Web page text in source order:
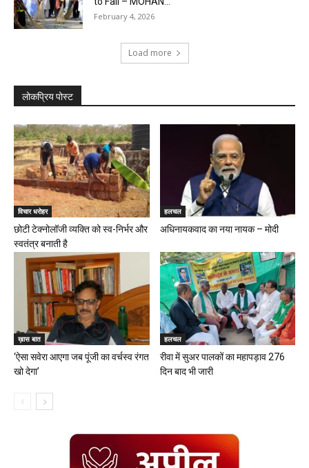
February 4, 2026
Load more
लोकप्रिय पोस्ट
विचार धरोहर
छोटी टेक्नोलॉजी व्यक्ति को स्व-निर्भर और
स्वतंत्र बनाती है
हलचल
अधिनायकवाद का नया नायक – मोदी
ख़ास बात
‘ऐसा सवेरा आएगा जब पूंजी का वर्चस्व रंगत
खो देगा’
हलचल
रीवा में सुअर पालकों का महापड़ाव 276
दिन बाद भी जारी